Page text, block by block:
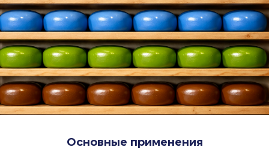
Основные применения